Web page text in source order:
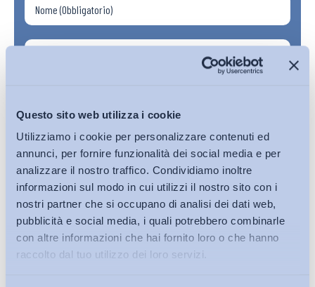
Questo sito web utilizza i cookie
Utilizziamo i cookie per personalizzare contenuti ed
annunci, per fornire funzionalità dei social media e per
analizzare il nostro traffico. Condividiamo inoltre
informazioni sul modo in cui utilizzi il nostro sito con i
nostri partner che si occupano di analisi dei dati web,
pubblicità e social media, i quali potrebbero combinarle
con altre informazioni che hai fornito loro o che hanno
raccolto dal tuo utilizzo dei loro servizi.